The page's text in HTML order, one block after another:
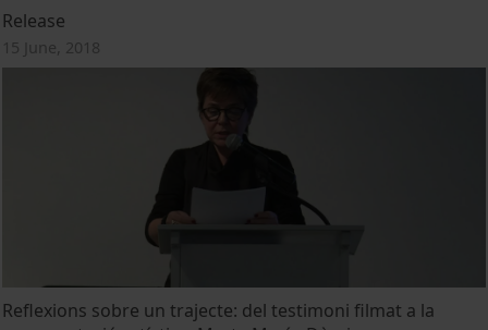
Release
15 June, 2018
Reflexions sobre un trajecte: del testimoni filmat a la